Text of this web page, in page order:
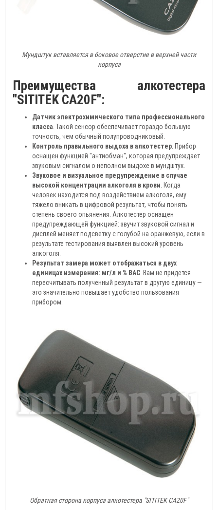
Мундштук вставляется в боковое отверстие в верхней части
корпуса
Преимущества алкотестера
"SITITEK CA20F":
Датчик электрохимического типа профессионального
класса . Такой сенсор обеспечивает гораздо большую
точность, чем обычный полупроводниковый.
Контроль правильного выдоха в алкотестер . Прибор
оснащен функцией "антиобман", которая предупреждает
звуковым сигналом о неполном выдохе в мундштук.
Звуковое и визуальное предупреждение в случае
высокой концентрации алкоголя в крови . Когда
человек находится под воздействием алкоголя, ему
тяжело вникать в цифровой результат, чтобы понять
степень своего опьянения. Алкотестер оснащен
предупреждающей функцией: звучит звуковой сигнал и
дисплей меняет подсветку с голубой на оранжевую, если в
результате тестирования выявлен высокий уровень
алкоголя.
Результат замера может отображаться в двух
единицах измерения: мг/л и % ВАС . Вам не придется
пересчитывать полученный результат в другую единицу —
это значительно повышает удобство пользования
прибором.
Обратная сторона корпуса алкотестера "SITITEK CA20F"